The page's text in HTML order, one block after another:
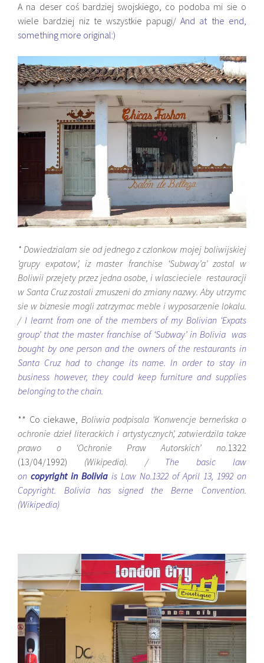
A na deser coś bardziej swojskiego, co podoba mi sie o
wiele bardziej niz te wszystkie papugi/And at the end,
something more original:)
* Dowiedzialam sie od jednego z czlonkow mojej boliwijskiej
‘grupy expatow’, iz master franchise ‘Subway’a’ zostal w
Boliwii przejety przez jedna osobe, i wlascieciele restauracji
w Santa Cruz zostali zmuszeni do zmiany nazwy. Aby utrzymc
sie w biznesie mogli zatrzymac meble i wyposarzenie lokalu.
/ I learnt from one of the members of my Bolivian ‘Expats
group’ that the master franchise of ‘Subway’ in Bolivia was
bought by one person and the owners of the restaurants in
Santa Cruz had to change its name. In order to stay in
business however, they could keep furniture and supplies
belonging to the chain.
** Co ciekawe, Boliwia podpisala ‘Konwencje berneńska o
ochronie dzieł literackich i artystycznych’, zatwierdzila takze
prawo o ‘Ochronie Praw Autorskich’ no.1322
(13/04/1992) (Wikipedia). / The basic law
oncopyright in Bolivia is Law No.1322 of April 13, 1992 on
Copyright. Bolivia has signed the Berne Convention.
(Wikipedia)